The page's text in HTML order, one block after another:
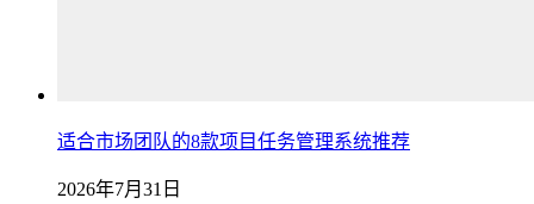
适合市场团队的8款项目任务管理系统推荐
2026年7月31日